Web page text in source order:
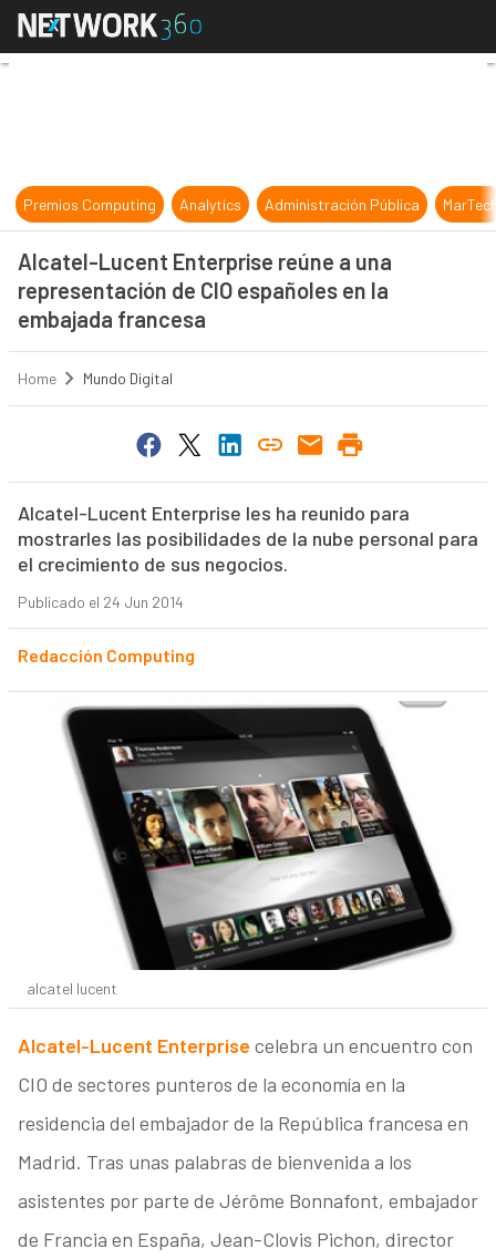
Alcatel-Lucent Enterprise reúne a
Premios Computing Analytics Administración Pública
Alcatel-Lucent Enterprise reúne a una
representación de CIO españoles en la
embajada francesa
Home Mundo Digital
Alcatel-Lucent Enterprise les ha reunido para
mostrarles las posibilidades de la nube personal para
el crecimiento de sus negocios.
Publicado el 24 Jun 2014
Redacción Computing
alcatel lucent
Alcatel-Lucent Enterprise celebra un encuentro con
CIO de sectores punteros de la economía en la
residencia del embajador de la República francesa en
Madrid. Tras unas palabras de bienvenida a los
asistentes por parte de Jérôme Bonnafont, embajador
de Francia en España, Jean-Clovis Pichon, director